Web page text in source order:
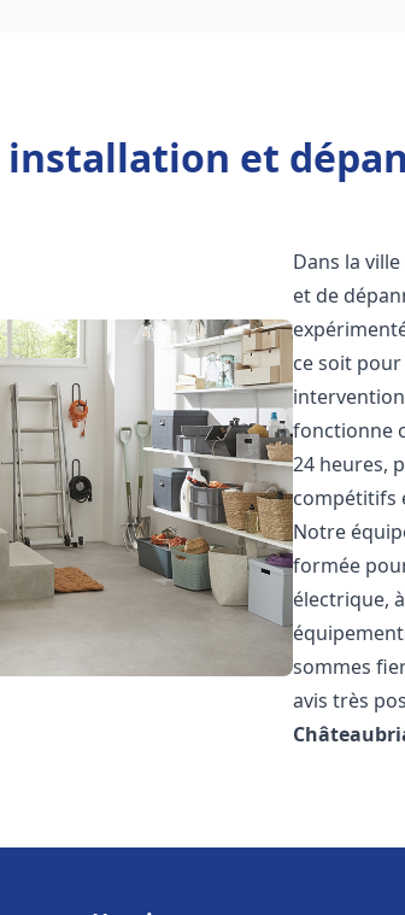
installation et
Dans la
et de
ce soit
fonctionne
24 heures,
compétitifs
Notre
formée
électrique,
sommes
avis très